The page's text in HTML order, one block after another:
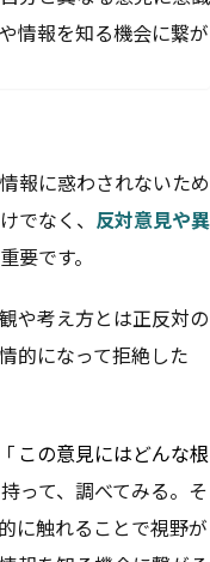
報に惑わされないため
でなく、 反対意見や異
要です。
や考え方とは正反対の
的になって拒絶した
この意見にはどんな根
って、調べてみる。そ
に触れることで視野が